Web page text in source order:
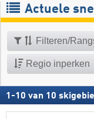
Actuele
Filteren/
Regio inperken
1 -10 van 10